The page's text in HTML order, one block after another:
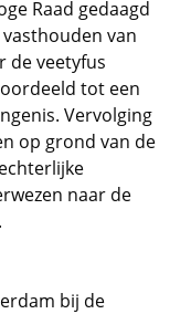
Raad gedaagd
van
de veetyfus
tot een
Vervolging
op grond van de
naar de
bij de